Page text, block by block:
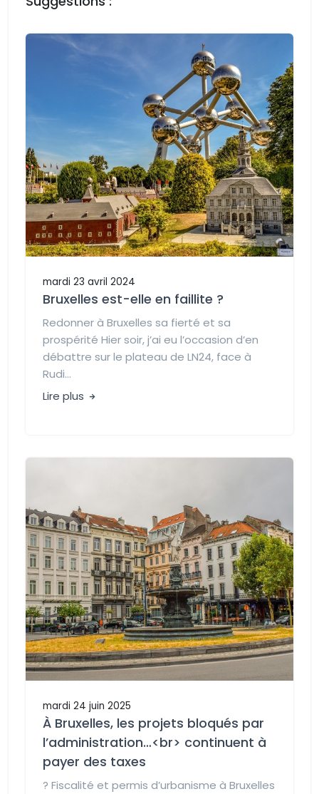
mardi 23 avril 2024
Bruxelles est-elle en faillite ?
Redonner à Bruxelles sa fierté et sa
prospérité Hier soir, j’ai eu l’occasion d’en
débattre sur le plateau de LN24, face à
Rudi...
Lire plus
mardi 24 juin 2025
À Bruxelles, les projets bloqués par
l’administration…<br> continuent à
payer des taxes
?️ Fiscalité et permis d’urbanisme à Bruxelles